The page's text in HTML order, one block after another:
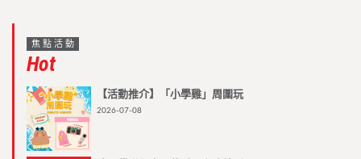
焦點活動
Hot
【活動推介】「小學雞」周圍玩
2026-07-08